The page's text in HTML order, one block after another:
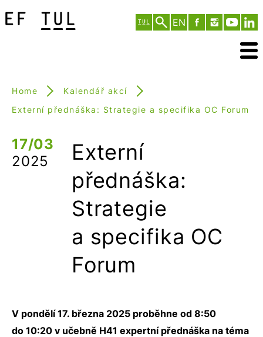
EN
Home
Kalendář akcí
Externí přednáška: Strategie a specifika OC Forum
17/03
2025
Externí
přednáška:
Strategie
a specifika OC
Forum
V pondělí 17. března 2025 proběhne od 8:50
do 10:20 v učebně H41 expertní přednáška na téma